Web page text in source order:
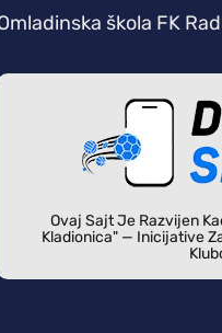
škola FK
Ovaj Sajt Je Razvijen
Kladionica" — Inicijative